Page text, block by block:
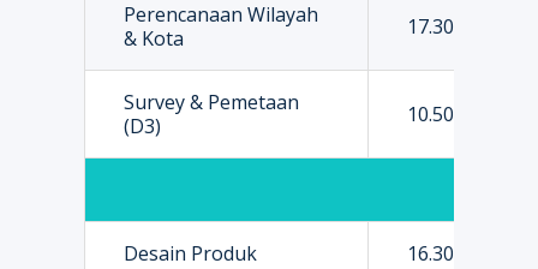
Perencanaan Wilayah
& Kota
17.300.000
Survey & Pemetaan
(D3)
10.500.000
Desain Produk 16.300.000